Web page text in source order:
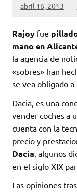
abril 16, 2013
Rajoy fue
mano en
la agencia de
«sobres» han
se vea obligado
Dacia, es una
vender coches a
cuenta con la
precio y
Dacia, algunos
en el siglo XIX
Las opiniones